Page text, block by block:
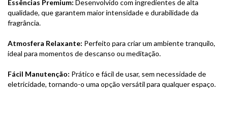
Essências Premium: Desenvolvido com ingredientes de alta
qualidade, que garantem maior intensidade e durabilidade da
fragrância.
Atmosfera Relaxante: Perfeito para criar um ambiente tranquilo,
ideal para momentos de descanso ou meditação.
Fácil Manutenção: Prático e fácil de usar, sem necessidade de
eletricidade, tornando-o uma opção versátil para qualquer espaço.